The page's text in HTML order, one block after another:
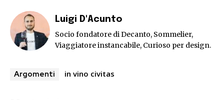
Luigi D'Acunto
Socio fondatore di Decanto, Sommelier,
Viaggiatore instancabile, Curioso per design.
Argomenti in vino civitas